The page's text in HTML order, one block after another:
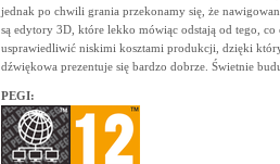
jednak po chwili grania przekonamy się, że
są edytory 3D, które lekko mówiąc odstają od tego,
usprawiedliwić niskimi kosztami produkcji, dzięki
dźwiękowa prezentuje się bardzo dobrze. Świetnie
PEGI: